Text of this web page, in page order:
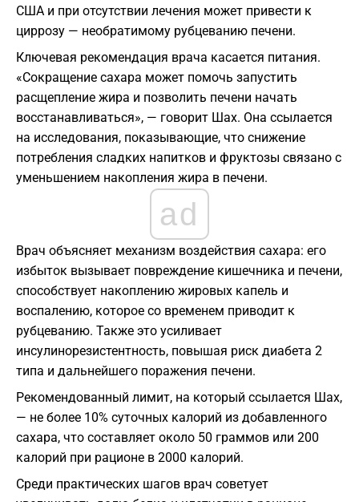
США и при отсутствии лечения может привести к
циррозу — необратимому рубцеванию печени.
Ключевая рекомендация врача касается питания.
«Сокращение сахара может помочь запустить
расщепление жира и позволить печени начать
восстанавливаться», — говорит Шах. Она ссылается
на исследования, показывающие, что снижение
потребления сладких напитков и фруктозы связано с
уменьшением накопления жира в печени.
ad
Врач объясняет механизм воздействия сахара: его
избыток вызывает повреждение кишечника и печени,
способствует накоплению жировых капель и
воспалению, которое со временем приводит к
рубцеванию. Также это усиливает
инсулинорезистентность, повышая риск диабета 2
типа и дальнейшего поражения печени.
Рекомендованный лимит, на который ссылается Шах,
— не более 10% суточных калорий из добавленного
сахара, что составляет около 50 граммов или 200
калорий при рационе в 2000 калорий.
Среди практических шагов врач советует